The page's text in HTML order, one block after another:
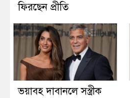
ফিরছেন প্রীতি
ভয়াবহ দাবানলে সস্ত্রীক